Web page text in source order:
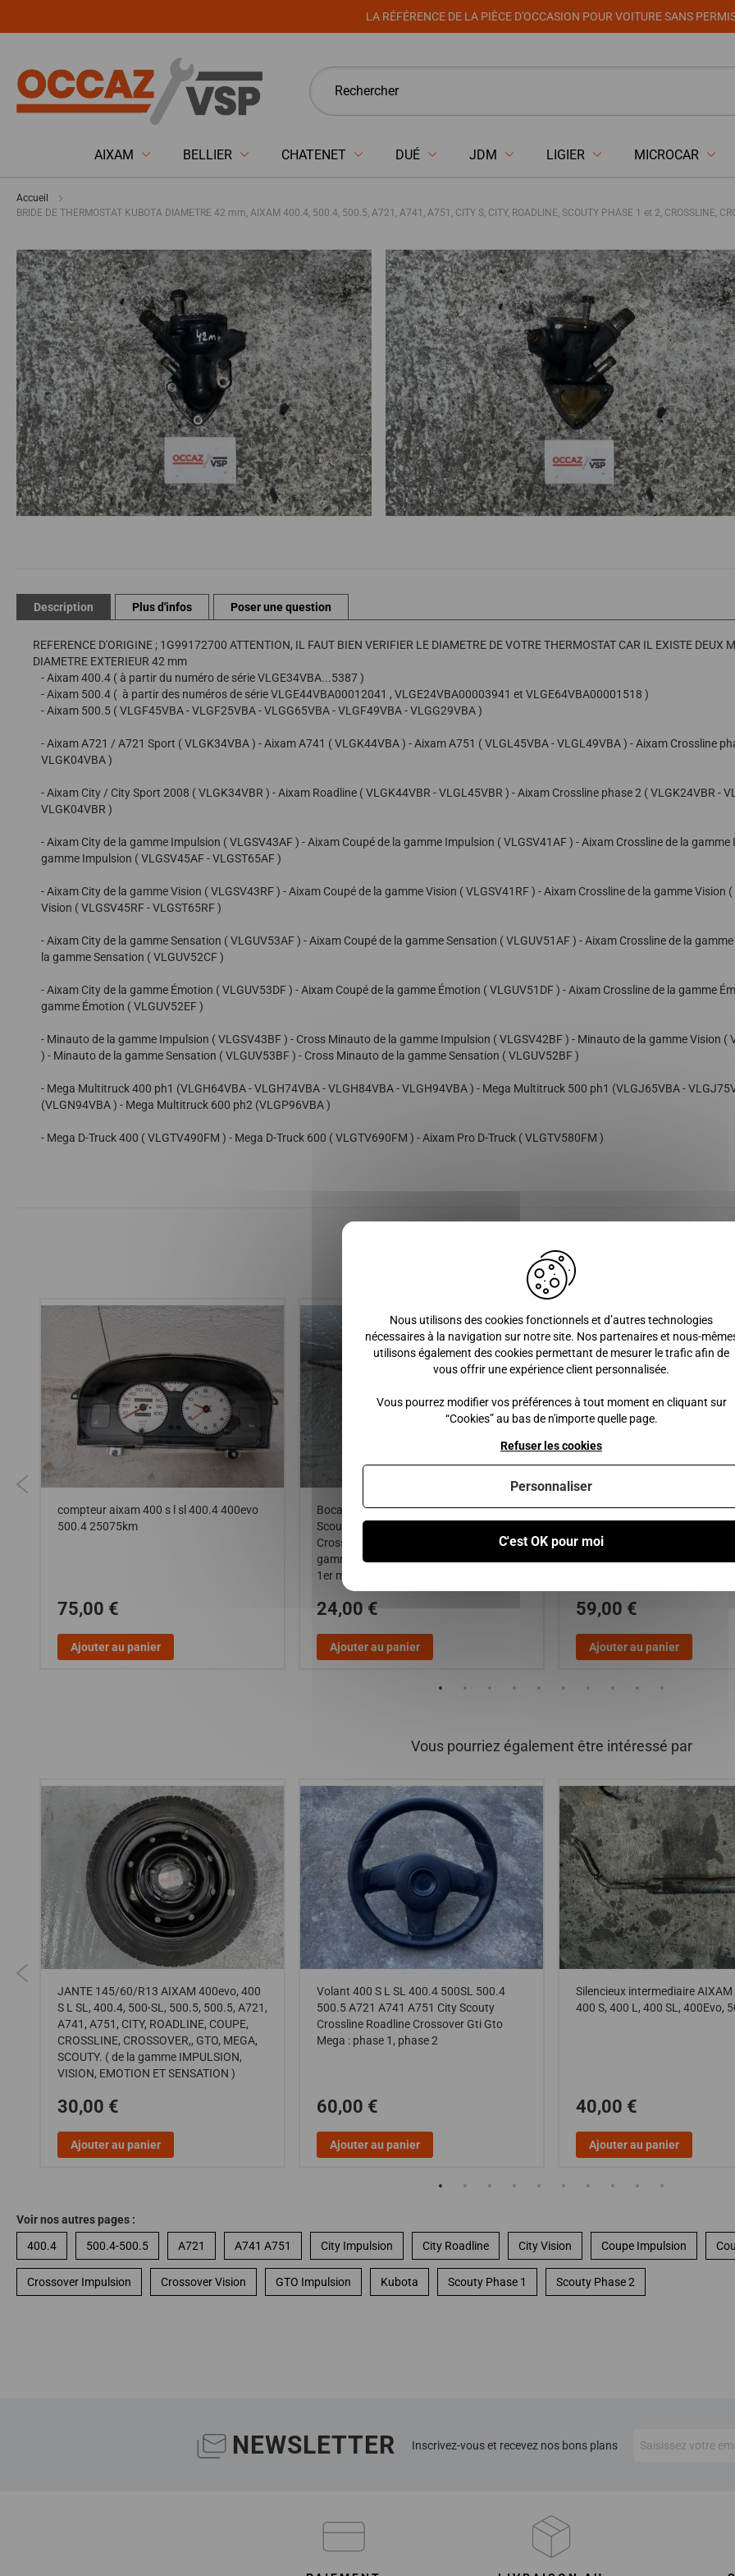
LA RÉFÉRENCE DE LA PIÈCE D'OCCASION POUR VOITURE SANS
AIXAM BELLIER CHATENET DUÉ JDM LIGIER MICROCAR
Accueil
BRIDE DE THERMOSTAT KUBOTA DIAMETRE 42 mm, AIXAM 400.4, 500.4, 500.5, A721, A741, A751, CITY S, CITY, ROADLINE, SCOUTY PHASE 1 et 2, CROSSLINE,
Passer
à
la
fin
de
la
galerie
d’images
d’images
Description
REFERENCE D'ORIGINE ; 1G99172700 ATTENTION, IL FAUT BIEN VERIFIER LE DIAMETRE DE VOTRE THERMOSTAT CAR IL EXISTE DEUX
DIAMETRE EXTERIEUR 42 mm
- Aixam 400.4 ( à partir du numéro de série VLGE34VBA...5387 )
- Aixam 500.4 ( à partir des numéros de série VLGE44VBA00012041 , VLGE24VBA00003941 et VLGE64VBA00001518 )
- Aixam 500.5 ( VLGF45VBA - VLGF25VBA - VLGG65VBA - VLGF49VBA - VLGG29VBA )
- Aixam A721 / A721 Sport ( VLGK34VBA ) - Aixam A741 ( VLGK44VBA ) - Aixam A751 ( VLGL45VBA - VLGL49VBA ) - Aixam Crossline
VLGK04VBA )
- Aixam City / City Sport 2008 ( VLGK34VBR ) - Aixam Roadline ( VLGK44VBR - VLGL45VBR ) - Aixam Crossline phase 2 ( VLGK24VBR -
VLGK04VBR )
- Aixam City de la gamme Impulsion ( VLGSV43AF ) - Aixam Coupé de la gamme Impulsion ( VLGSV41AF ) - Aixam Crossline de la
gamme Impulsion ( VLGSV45AF - VLGST65AF )
- Aixam City de la gamme Vision ( VLGSV43RF ) - Aixam Coupé de la gamme Vision ( VLGSV41RF ) - Aixam Crossline de la gamme Vision
Vision ( VLGSV45RF - VLGST65RF )
- Aixam City de la gamme Sensation ( VLGUV53AF ) - Aixam Coupé de la gamme Sensation ( VLGUV51AF ) - Aixam Crossline de la
la gamme Sensation ( VLGUV52CF )
- Aixam City de la gamme Émotion ( VLGUV53DF ) - Aixam Coupé de la gamme Émotion ( VLGUV51DF ) - Aixam Crossline de la gamme
gamme Émotion ( VLGUV52EF )
- Minauto de la gamme Impulsion ( VLGSV43BF ) - Cross Minauto de la gamme Impulsion ( VLGSV42BF ) - Minauto de la gamme Vision (
) - Minauto de la gamme Sensation ( VLGUV53BF ) - Cross Minauto de la gamme Sensation ( VLGUV52BF )
- Mega Multitruck 400 ph1 (VLGH64VBA - VLGH74VBA - VLGH84VBA - VLGH94VBA ) - Mega Multitruck 500 ph1 (VLGJ65VBA -
(VLGN94VBA ) - Mega Multitruck 600 ph2 (VLGP96VBA )
- Mega D-Truck 400 ( VLGTV490FM ) - Mega D-Truck 600 ( VLGTV690FM ) - Aixam Pro D-Truck ( VLGTV580FM )
Plus d'infos Poser une question
Produits similaires
compteur aixam 400 s l sl 400.4 400evo
500.4 25075km
75,00 €
Ajouter au panier
Bocal de lave glace Aixam City , Roadline ,
Scouty phase 2 , Crossline phase 2 , City ,
Crossline , Crossover , Coupé , GTO (
gamme Impulsion , Vision et Sensation
1er montage )
24,00 €
Ajouter au panier
plage arrière aixam city
59,00 €
Ajouter au panier
Vous pourriez également être intéressé par
JANTE 145/60/R13 AIXAM 400evo, 400
S L SL, 400.4, 500-SL, 500.5, 500.5, A721,
A741, A751, CITY, ROADLINE, COUPE,
CROSSLINE, CROSSOVER,, GTO, MEGA,
SCOUTY. ( de la gamme IMPULSION,
VISION, EMOTION ET SENSATION )
30,00 €
Ajouter au panier
Volant 400 S L SL 400.4 500SL 500.4
500.5 A721 A741 A751 City Scouty
Crossline Roadline Crossover Gti Gto
Mega : phase 1, phase 2
60,00 €
Ajouter au panier
Silencieux intermediaire AIXAM
400 S, 400 L, 400 SL, 400Evo,
40,00 €
Ajouter au panier
Voir nos autres pages :
400.4
500.4-500.5 A721 A741 A751 City Impulsion City Roadline City Vision Coupe Impulsion
Crossover Impulsion Crossover Vision GTO Impulsion Kubota Scouty Phase 1 Scouty Phase 2
NEWSLETTER Inscrivez-vous et recevez nos bons plans
Nous utilisons des cookies fonctionnels et d’autres technologies
nécessaires à la navigation sur notre site. Nos partenaires et nous-
utilisons également des cookies permettant de mesurer le trafic afin de
vous offrir une expérience client personnalisée.
Vous pourrez modifier vos préférences à tout moment en cliquant sur
“Cookies” au bas de n'importe quelle page.
C'est OK pour moi
Refuser les cookies
Personnaliser